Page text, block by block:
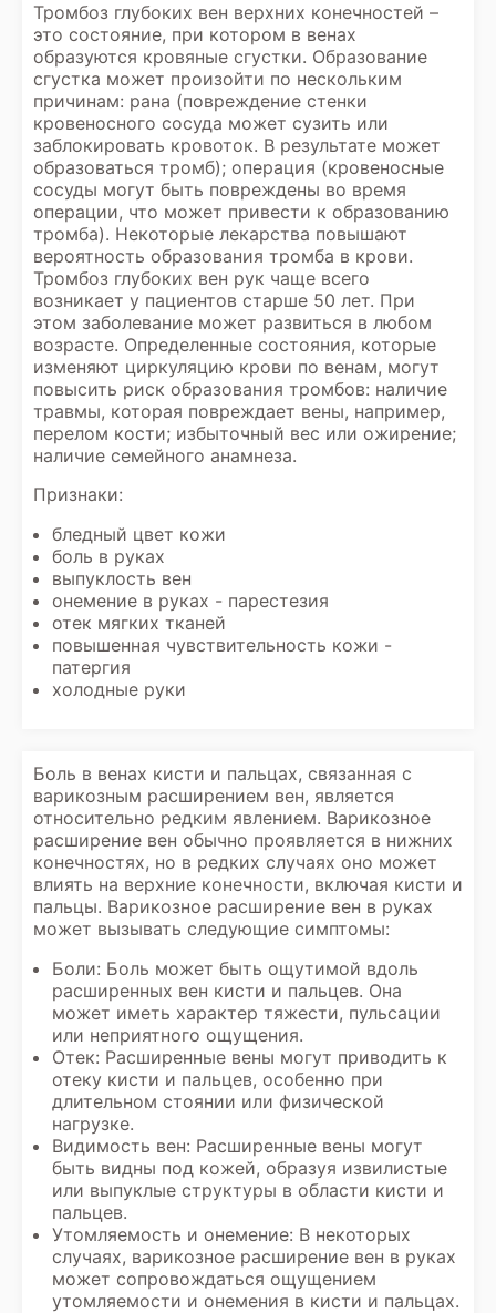
Тромбоз глубоких вен верхних конечностей –
это состояние, при котором в венах
образуются кровяные сгустки. Образование
сгустка может произойти по нескольким
причинам: рана (повреждение стенки
кровеносного сосуда может сузить или
заблокировать кровоток. В результате может
образоваться тромб); операция (кровеносные
сосуды могут быть повреждены во время
операции, что может привести к образованию
тромба). Некоторые лекарства повышают
вероятность образования тромба в крови.
Тромбоз глубоких вен рук чаще всего
возникает у пациентов старше 50 лет. При
этом заболевание может развиться в любом
возрасте. Определенные состояния, которые
изменяют циркуляцию крови по венам, могут
повысить риск образования тромбов: наличие
травмы, которая повреждает вены, например,
перелом кости; избыточный вес или ожирение;
наличие семейного анамнеза.
Признаки:
бледный цвет кожи
боль в руках
выпуклость вен
онемение в руках - парестезия
отек мягких тканей
повышенная чувствительность кожи -
патергия
холодные руки
Боль в венах кисти и пальцах, связанная с
варикозным расширением вен, является
относительно редким явлением. Варикозное
расширение вен обычно проявляется в нижних
конечностях, но в редких случаях оно может
влиять на верхние конечности, включая кисти и
пальцы. Варикозное расширение вен в руках
может вызывать следующие симптомы:
Боли: Боль может быть ощутимой вдоль
расширенных вен кисти и пальцев. Она
может иметь характер тяжести, пульсации
или неприятного ощущения.
Отек: Расширенные вены могут приводить к
отеку кисти и пальцев, особенно при
длительном стоянии или физической
нагрузке.
Видимость вен: Расширенные вены могут
быть видны под кожей, образуя извилистые
или выпуклые структуры в области кисти и
пальцев.
Утомляемость и онемение: В некоторых
случаях, варикозное расширение вен в руках
может сопровождаться ощущением
утомляемости и онемения в кисти и пальцах.